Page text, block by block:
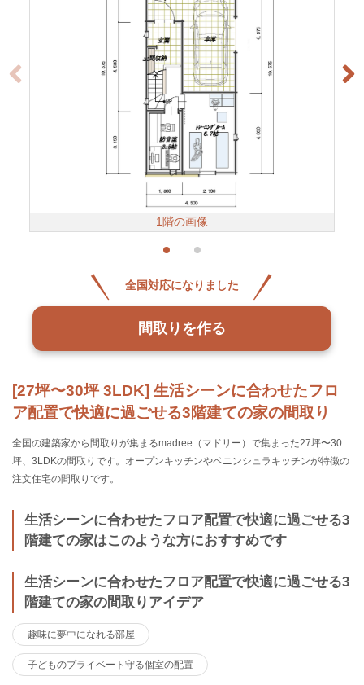
[27坪〜30坪 3LDK] 生活シーンに合わせたフロ
ア配置で快適に過ごせる3階建ての家の間取り
全国の建築家から間取りが集まるmadree（マドリー）で集まった27坪〜30
坪、3LDKの間取りです。オープンキッチンやペニンシュラキッチンが特徴の
注文住宅の間取りです。
生活シーンに合わせたフロア配置で快適に過ごせる3
階建ての家はこのような方におすすめです
生活シーンに合わせたフロア配置で快適に過ごせる3
階建ての家の間取りアイデア
趣味に夢中になれる部屋
子どものプライベート守る個室の配置
1階の画像
全国対応になりました
間取りを作る